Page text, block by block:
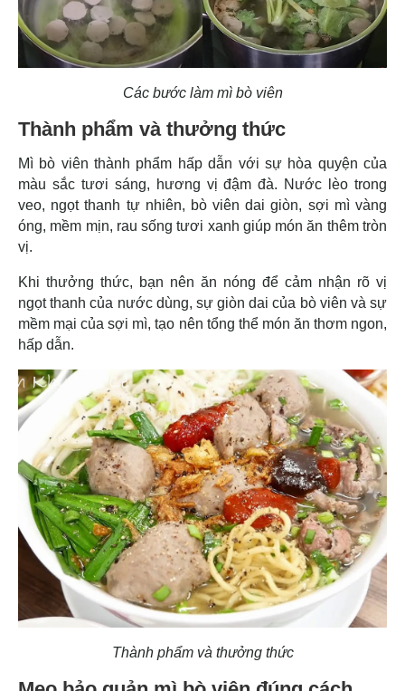
Các bước làm mì bò viên
Thành phẩm và thưởng thức
Mì bò viên thành phẩm hấp dẫn với sự hòa quyện của
màu sắc tươi sáng, hương vị đậm đà. Nước lèo trong
veo, ngọt thanh tự nhiên, bò viên dai giòn, sợi mì vàng
óng, mềm mịn, rau sống tươi xanh giúp món ăn thêm tròn
vị.
Khi thưởng thức, bạn nên ăn nóng để cảm nhận rõ vị
ngọt thanh của nước dùng, sự giòn dai của bò viên và sự
mềm mại của sợi mì, tạo nên tổng thể món ăn thơm ngon,
hấp dẫn.
Thành phẩm và thưởng thức